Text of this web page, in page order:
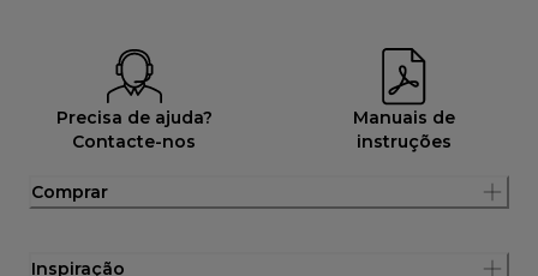
Precisa de ajuda?
Contacte-nos
Manuais de
instruções
Comprar
Inspiração